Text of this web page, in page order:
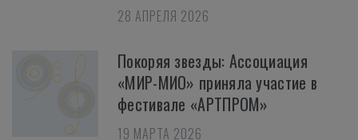
28 АПРЕЛЯ 2026
Покоряя звезды: Ассоциация
«МИР-МИО» приняла участие в
фестивале «АРТПРОМ»
19 МАРТА 2026